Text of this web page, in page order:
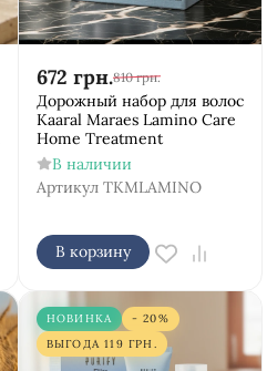
672 грн.810 грн.
Дорожный набор для волос
Kaaral Maraes Lamino Care
Home Treatment
В наличии
Артикул TKMLAMINO
В корзину
НОВИНКА
- 20%
ВЫГОДА119 ГРН.